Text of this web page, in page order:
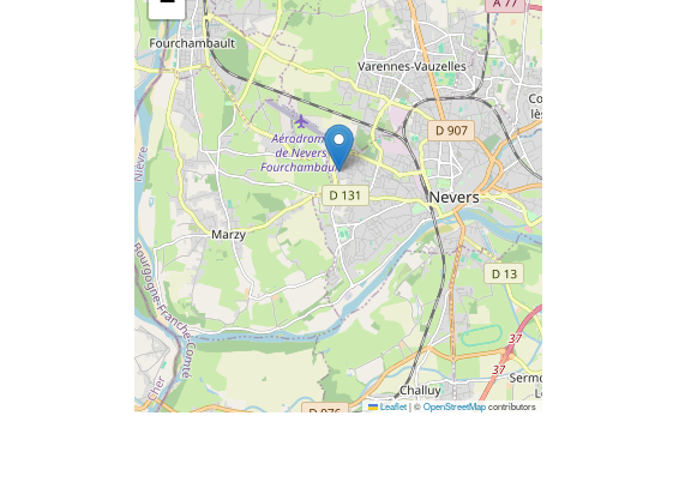
Leaflet |©OpenStreetMapcontributors